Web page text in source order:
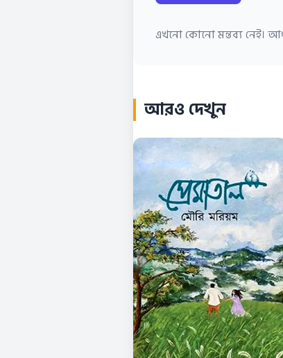
এখনো কোনো মন্তব্য নেই।
আরও দেখুন